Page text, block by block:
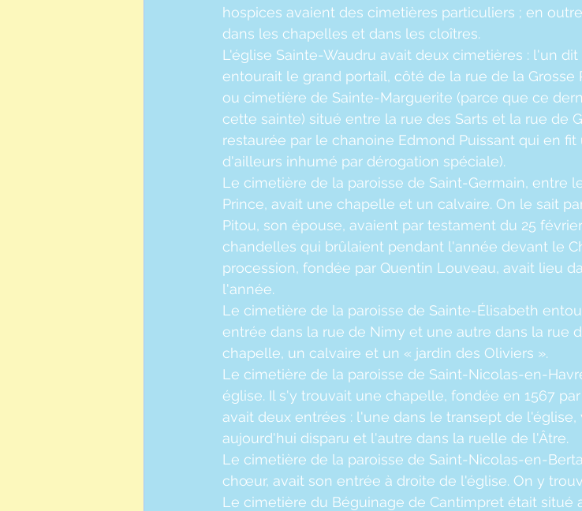
hospices avaient des cimetières particuliers ; en
dans les chapelles et dans les cloîtres.
L'église Sainte-Waudru avait deux cimetières : l'un
entourait le grand portail, côté de la rue de la
ou cimetière de Sainte-Marguerite (parce que ce
cette sainte) situé entre la rue des Sarts et la rue de
restaurée par le chanoine Edmond Puissant qui en
d'ailleurs inhumé par dérogation spéciale).
Le cimetière de la paroisse de Saint-Germain, entre
Prince, avait une chapelle et un calvaire. On le sait
Pitou, son épouse, avaient par testament du 25
chandelles qui brûlaient pendant l'année devant le
procession, fondée par Quentin Louveau, avait lieu
l'année.
Le cimetière de la paroisse de Sainte-Élisabeth
entrée dans la rue de Nimy et une autre dans la rue
chapelle, un calvaire et un « jardin des Oliviers ».
Le cimetière de la paroisse de Saint-Nicolas-en-
église. Il s'y trouvait une chapelle, fondée en 1567
avait deux entrées : l'une dans le transept de
aujourd'hui disparu et l'autre dans la ruelle de l'Âtre.
Le cimetière de la paroisse de Saint-Nicolas-en-
chœur, avait son entrée à droite de l'église. On y
Le cimetière du Béguinage de Cantimpret était situé